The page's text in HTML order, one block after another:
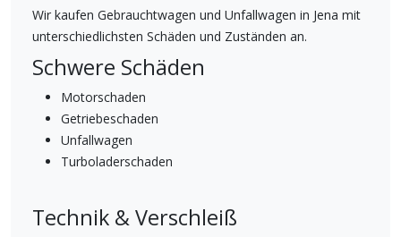
Wir kaufen Gebrauchtwagen und Unfallwagen in Jena mit
unterschiedlichsten Schäden und Zuständen an.
Schwere Schäden
Motorschaden
Getriebeschaden
Unfallwagen
Turboladerschaden
Technik & Verschleiß